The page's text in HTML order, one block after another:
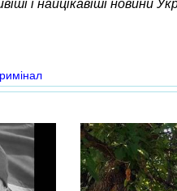
і найцікавіші новини